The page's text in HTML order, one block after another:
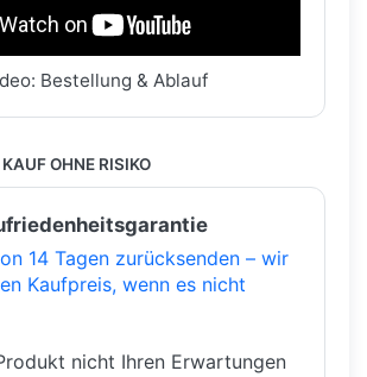
Bestellung & Ablauf
OHNE RISIKO
14 Tagen zurücksenden – wir
Kaufpreis, wenn es nicht
nicht Ihren Erwartungen